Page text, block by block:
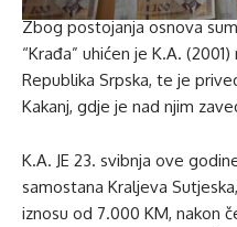
Zbog postojanja osnova
“Krađa” uhićen je K.A.
Republika Srpska, te je
Kakanj, gdje je nad njim
K.A. JE 23. svibnja ove
samostana Kraljeva
iznosu od 7.000 KM, nakon